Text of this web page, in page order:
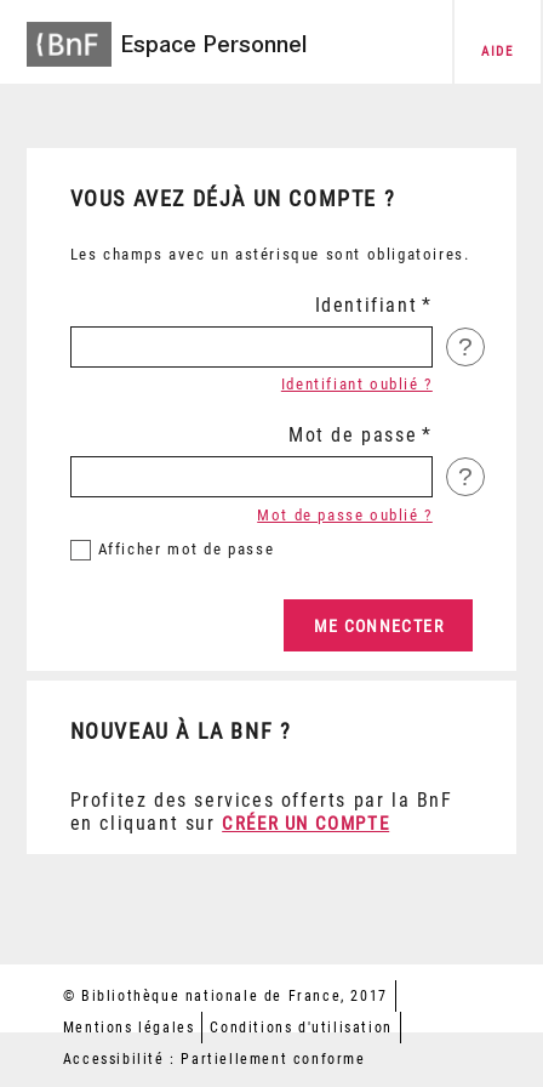
Espace Personnel AIDE
VOUS AVEZ DÉJÀ UN COMPTE ?
Les champs avec un astérisque sont obligatoires.
Identifiant
?
Identifiant oublié ?
Mot de passe
?
Afficher mot de passe
Mot de passe oublié ?
NOUVEAU À LA BNF ?
Profitez des services offerts par la BnF
en cliquant sur CRÉER UN COMPTE
© Bibliothèque nationale de France, 2017
Mentions légales
Conditions d'utilisation
Accessibilité : Partiellement conforme